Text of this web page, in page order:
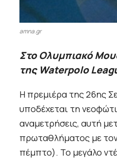
amna.gr
Στο Ολυμπιακό
της Waterpolo
Η πρεμιέρα της 26ης
υποδέχεται τη
αναμετρήσεις, αυτή
πρωταθλήματος με τον
πέμπτο). Το μεγάλο